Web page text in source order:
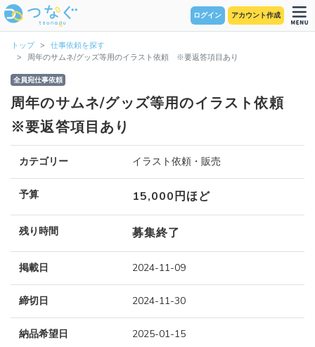
ログイン アカウント作成
トップ
仕事依頼を探す
周年のサムネ/グッズ等用のイラスト依頼 ※要返答項目あり
全員宛仕事依頼
周年のサムネ/グッズ等用のイラスト依頼
※要返答項目あり
カテゴリー イラスト依頼・販売
予算 15,000円ほど
残り時間 募集終了
掲載日 2024-11-09
締切日 2024-11-30
納品希望日 2025-01-15